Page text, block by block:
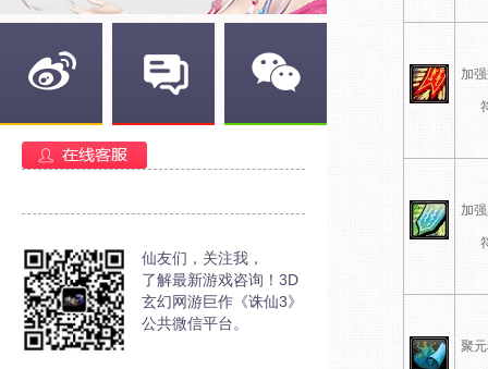
仙友们，关注我，
了解最新游戏咨询！3D
玄幻网游巨作《诛仙3》
公共微信平台。
加
加
聚